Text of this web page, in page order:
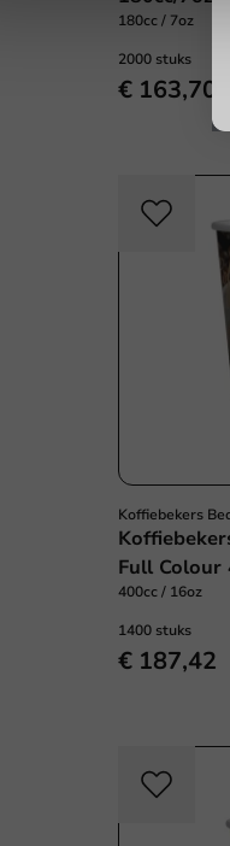
180cc / 7oz
2000 stuks
€ 163,70
Koffiebekers
Full Colour
400cc / 16oz
1400 stuks
€ 187,42